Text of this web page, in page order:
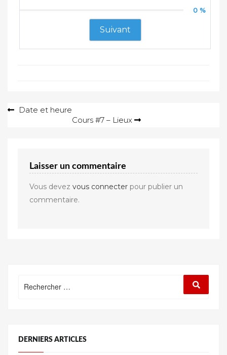
0 %
Suivant
Navigation
Date et heure
Cours #7 – Lieux
Laisser un commentaire
Vous devez vous connecterpour publier un
commentaire.
DERNIERS ARTICLES